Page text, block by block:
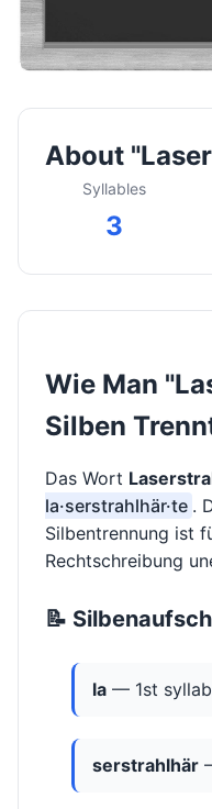
About
Syllables
3
Wie Man
Silben
Das Wort
la·serstrahlhär·te .
Silbentrennung ist
Rechtschreibung
📝
la — 1st
serstrahlhär